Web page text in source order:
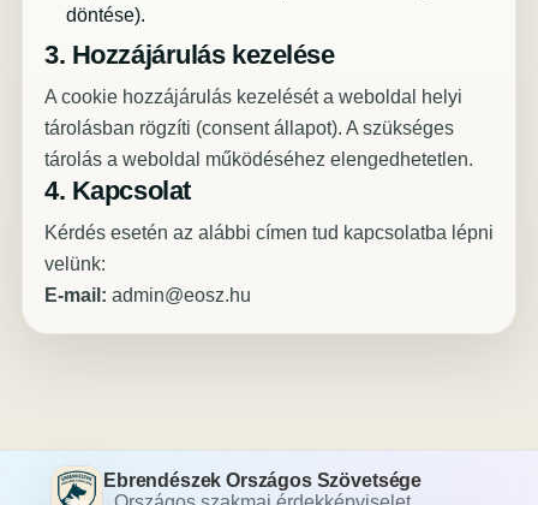
döntése).
3. Hozzájárulás kezelése
A cookie hozzájárulás kezelését a weboldal helyi
tárolásban rögzíti (consent állapot). A szükséges
tárolás a weboldal működéséhez elengedhetetlen.
4. Kapcsolat
Kérdés esetén az alábbi címen tud kapcsolatba lépni
velünk:
E-mail: admin@eosz.hu
Ebrendészek Országos Szövetsége